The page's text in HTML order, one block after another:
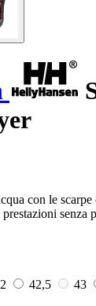
con le
senza
42,5 43